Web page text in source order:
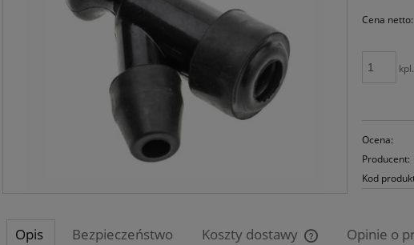
Cena netto:
kpl.
Ocena:
Producent:
Kod
Opis Bezpieczeństwo Koszty dostawy Opinie o